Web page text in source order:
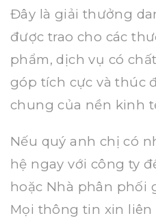
Đây là giải thưởng
được trao cho các
phẩm, dịch vụ có
góp tích cực và thúc
chung của nền kinh
Nếu quý anh chị có
hệ ngay với công ty
hoặc Nhà phân phối
Mọi thông tin xin liên